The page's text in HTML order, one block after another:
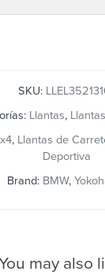
SKU:
Llantas,
, Llantas de
Deportiva
Brand: BMW,
may also